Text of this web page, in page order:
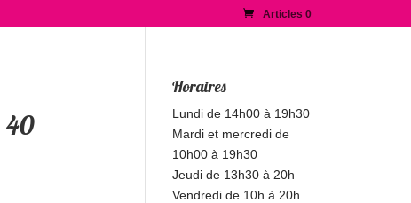
Articles 0
40
Horaires
Lundi de 14h00 à 19h30
Mardi et mercredi de
10h00 à 19h30
Jeudi de 13h30 à 20h
Vendredi de 10h à 20h